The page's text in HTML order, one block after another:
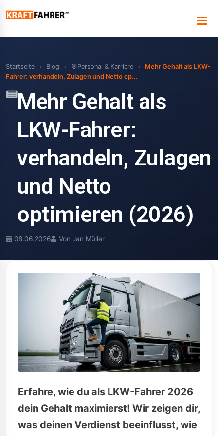
Startseite › Blog › 🎯Personal & Karriere ›
Mehr Gehalt als LKW-
Fahrer: verhandeln, Zulagen und Netto op...
Mehr Gehalt als
LKW-Fahrer:
verhandeln, Zulagen
und Netto
optimieren (2026)
08.06.2026 Von Jan Müller
Erfahre, wie du als LKW-Fahrer 2026
dein Gehalt maximierst! Wir zeigen dir,
was deinen Verdienst beeinflusst, wie